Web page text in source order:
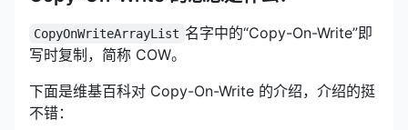
CopyOnWriteArrayList 名字中的“Copy-On-Write”即
写时复制，简称 COW。
下面是维基百科对 Copy-On-Write 的介绍，介绍的挺
不错：